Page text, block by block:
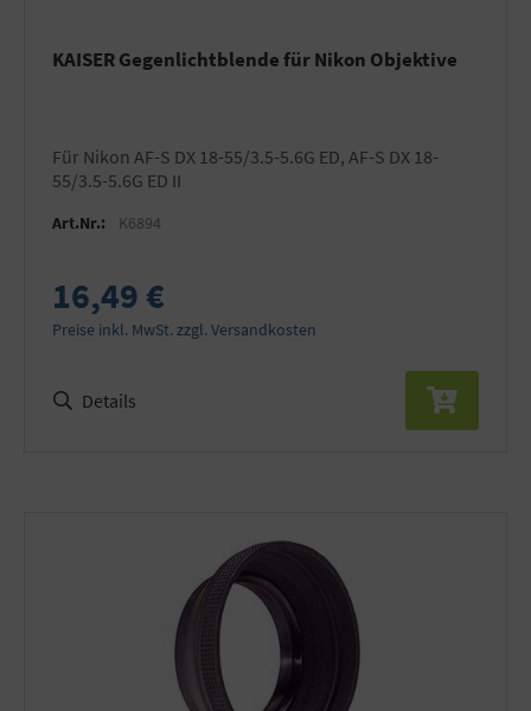
KAISER Gegenlichtblende für Nikon Objektive
für Nikon AF-S DX 18-55/3.5-5.6G ED, AF-S DX 18-
55/3.5-5.6G ED II
Art.Nr.: K6894
16,49 €
Preise inkl. MwSt. zzgl. Versandkosten
Details